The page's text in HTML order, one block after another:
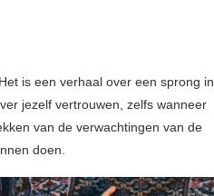
is een verhaal over een sprong in
jezelf vertrouwen, zelfs wanneer
van de verwachtingen van de
doen.